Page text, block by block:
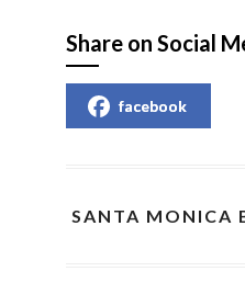
Share on Social
facebook
SANTA MONICA